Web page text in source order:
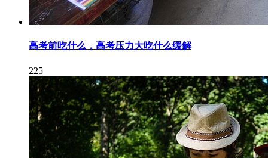
高考前吃什么，高考压力大吃什么缓解
225